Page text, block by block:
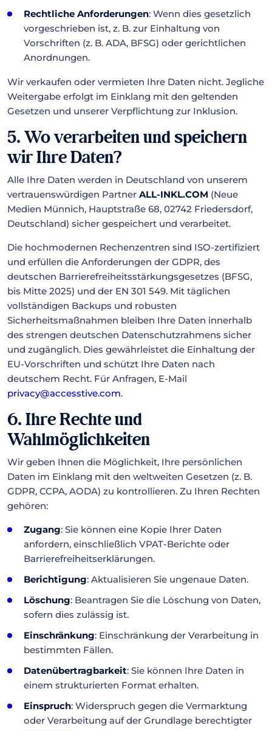
Rechtliche Anforderungen: Wenn dies gesetzlich
vorgeschrieben ist, z. B. zur Einhaltung von
Vorschriften (z. B. ADA, BFSG) oder gerichtlichen
Anordnungen.
Wir verkaufen oder vermieten Ihre Daten nicht. Jegliche
Weitergabe erfolgt im Einklang mit den geltenden
Gesetzen und unserer Verpflichtung zur Inklusion.
5. Wo verarbeiten und speichern
wir Ihre Daten?
Alle Ihre Daten werden in Deutschland von unserem
vertrauenswürdigen Partner ALL-INKL.COM (Neue
Medien Münnich, Hauptstraße 68, 02742 Friedersdorf,
Deutschland) sicher gespeichert und verarbeitet.
Die hochmodernen Rechenzentren sind ISO-zertifiziert
und erfüllen die Anforderungen der GDPR, des
deutschen Barrierefreiheitsstärkungsgesetzes (BFSG,
bis Mitte 2025) und der EN 301 549. Mit täglichen
vollständigen Backups und robusten
Sicherheitsmaßnahmen bleiben Ihre Daten innerhalb
des strengen deutschen Datenschutzrahmens sicher
und zugänglich. Dies gewährleistet die Einhaltung der
EU-Vorschriften und schützt Ihre Daten nach
deutschem Recht. Für Anfragen, E-Mail
privacy@accesstive.com.
6. Ihre Rechte und
Wahlmöglichkeiten
Wir geben Ihnen die Möglichkeit, Ihre persönlichen
Daten im Einklang mit den weltweiten Gesetzen (z. B.
GDPR, CCPA, AODA) zu kontrollieren. Zu Ihren Rechten
gehören:
Zugang: Sie können eine Kopie Ihrer Daten
anfordern, einschließlich VPAT-Berichte oder
Barrierefreiheitserklärungen.
Berichtigung: Aktualisieren Sie ungenaue Daten.
Löschung: Beantragen Sie die Löschung von Daten,
sofern dies zulässig ist.
Einschränkung: Einschränkung der Verarbeitung in
bestimmten Fällen.
Datenübertragbarkeit: Sie können Ihre Daten in
einem strukturierten Format erhalten.
Einspruch: Widerspruch gegen die Vermarktung
oder Verarbeitung auf der Grundlage berechtigter